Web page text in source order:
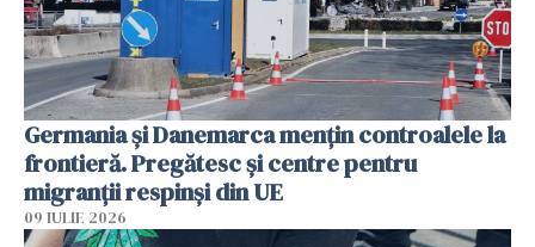
Germania și Danemarca mențin controalele la
frontieră. Pregătesc și centre pentru
migranții respinși din UE
09 IULIE 2026